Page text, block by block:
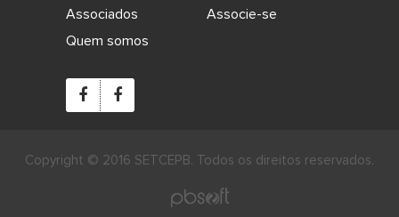
Associados
Quem somos
Associe-se
Copyright © 2016 SETCEPB. Todos os direitos reservados.